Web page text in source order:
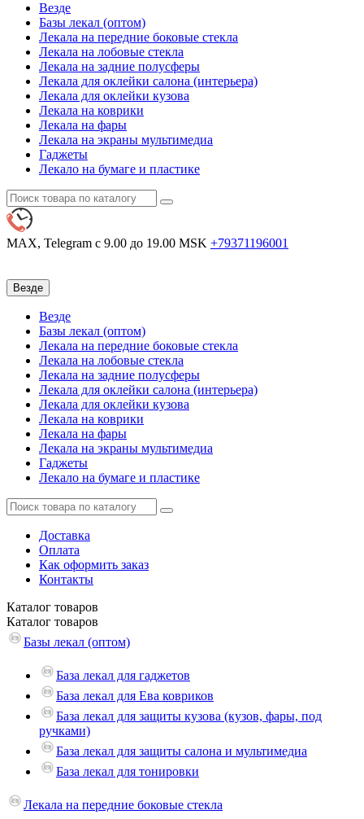
Везде
Базы лекал (оптом)
Лекала на передние боковые стекла
Лекала на лобовые стекла
Лекала на задние полусферы
Лекала для оклейки салона (интерьера)
Лекала для оклейки кузова
Лекала на коврики
Лекала на фары
Лекала на экраны мультимедиа
Гаджеты
Лекало на бумаге и пластике
MAX, Telegram с 9.00 до 19.00 MSK +79371196001
Везде
Везде
Базы лекал (оптом)
Лекала на передние боковые стекла
Лекала на лобовые стекла
Лекала на задние полусферы
Лекала для оклейки салона (интерьера)
Лекала для оклейки кузова
Лекала на коврики
Лекала на фары
Лекала на экраны мультимедиа
Гаджеты
Лекало на бумаге и пластике
Доставка
Оплата
Как оформить заказ
Контакты
Каталог товаров
Каталог товаров
Базы лекал (оптом)
База лекал для гаджетов
База лекал для Ева ковриков
База лекал для защиты кузова (кузов, фары, под
ручками)
База лекал для защиты салона и мультимедиа
База лекал для тонировки
Лекала на передние боковые стекла